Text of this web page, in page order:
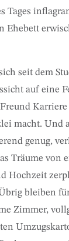
Tages
Ehebett
seit dem
auf eine
macht. Und
genug,
Träume von
Hochzeit
bleiben
Zimmer,